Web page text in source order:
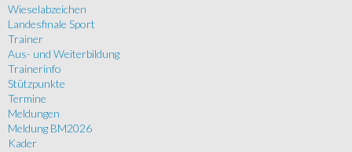
Wieselabzeichen
Landesfinale Sport
Trainer
Aus- und Weiterbildung
Trainerinfo
Stützpunkte
Termine
Meldungen
Meldung BM2026
Kader